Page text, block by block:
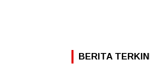
BERITA